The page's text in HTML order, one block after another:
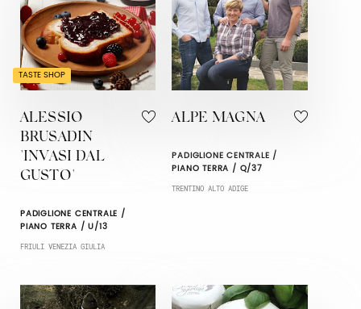
TASTE SHOP
ALESSIO
BRUSADIN
"INVASI DAL
GUSTO"
PADIGLIONE CENTRALE /
PIANO TERRA / U/13
FRIULI VENEZIA GIULIA
ALPE MAGNA
PADIGLIONE CENTRALE /
PIANO TERRA / Q/37
TRENTINO ALTO ADIGE